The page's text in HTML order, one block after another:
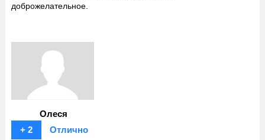
доброжелательное.
Олеся
+ 2
Отлично